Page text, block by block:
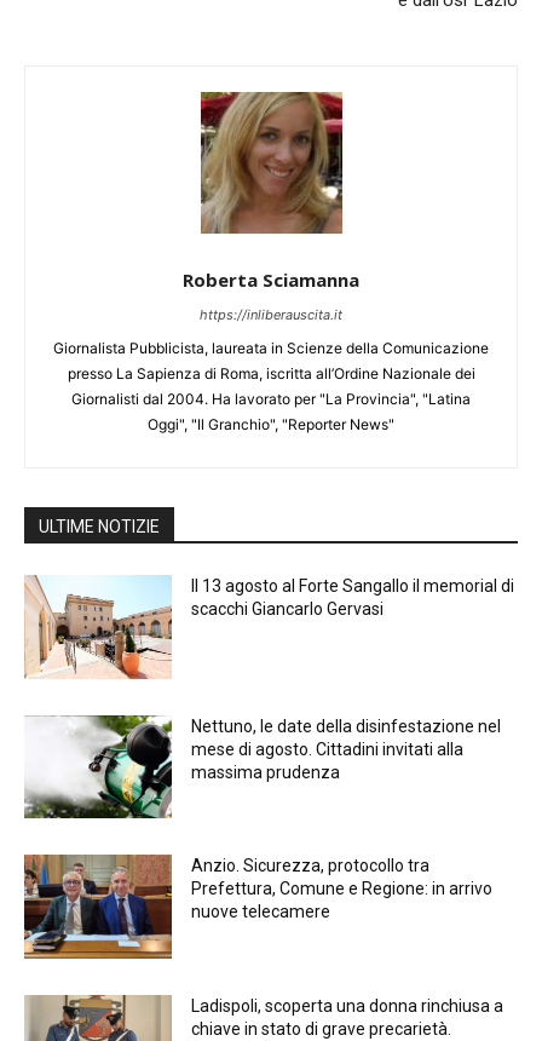
Roberta Sciamanna
https://inliberauscita.it
Giornalista Pubblicista, laureata in Scienze della Comunicazione
presso La Sapienza di Roma, iscritta all’Ordine Nazionale dei
Giornalisti dal 2004. Ha lavorato per "La Provincia", "Latina
Oggi", "Il Granchio", "Reporter News"
ULTIME NOTIZIE
Il 13 agosto al Forte Sangallo il memorial di
scacchi Giancarlo Gervasi
Nettuno, le date della disinfestazione nel
mese di agosto. Cittadini invitati alla
massima prudenza
Anzio. Sicurezza, protocollo tra
Prefettura, Comune e Regione: in arrivo
nuove telecamere
Ladispoli, scoperta una donna rinchiusa a
chiave in stato di grave precarietà.